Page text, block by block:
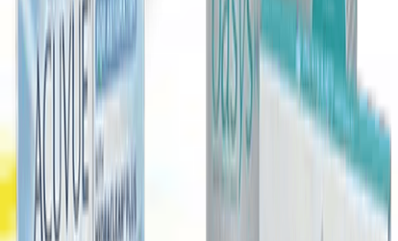
Orijinal Ürün
Güvenilir tedarik ve marka garantisi
Müşteri Desteği
Sipariş sürecinde hızlı destek
Kurumsal
Hakkımızda
Banka Hesaplarımız
İletişim
Lens Fiyatları